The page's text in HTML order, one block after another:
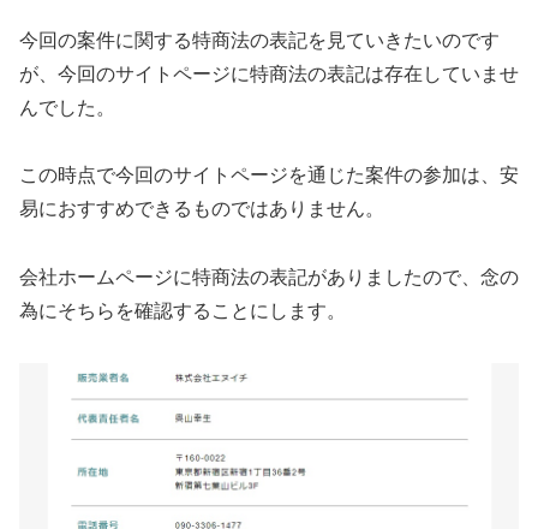
今回の案件に関する特商法の表記を見ていきたいのです
が、今回のサイトページに特商法の表記は存在していませ
んでした。
この時点で今回のサイトページを通じた案件の参加は、安
易におすすめできるものではありません。
会社ホームページに特商法の表記がありましたので、念の
為にそちらを確認することにします。